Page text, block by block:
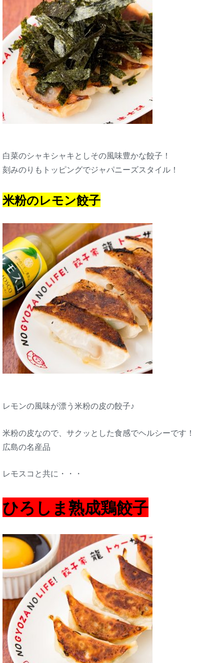
白菜のシャキシャキとしその風味豊かな餃子！
刻みのりもトッピングでジャパニーズスタイル！
米粉のレモン餃子
レモンの風味が漂う米粉の皮の餃子♪
米粉の皮なので、サクッとした食感でヘルシーです！
広島の名産品
レモスコと共に・・・
ひろしま熟成鶏餃子